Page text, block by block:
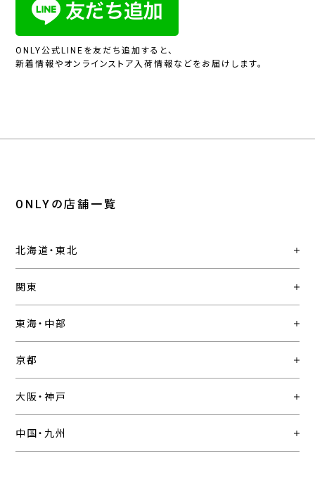
ONLY公式LINEを友だち追加すると、
新着情報やオンラインストア入荷情報などをお届けします。
ONLYの店舗一覧
北海道・東北
関東
東海・中部
京都
大阪・神戸
中国・九州